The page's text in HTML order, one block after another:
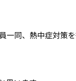
一同、熱中症対策